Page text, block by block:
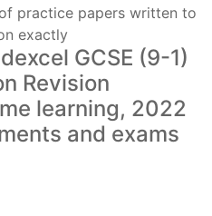
practice papers written to
exactly
GCSE (9-1)
Revision
learning, 2022
and exams